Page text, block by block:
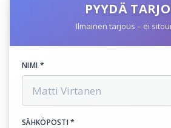
PYYDÄ
Ilmainen tarjous – ei
NIMI *
SÄHKÖPOSTI *